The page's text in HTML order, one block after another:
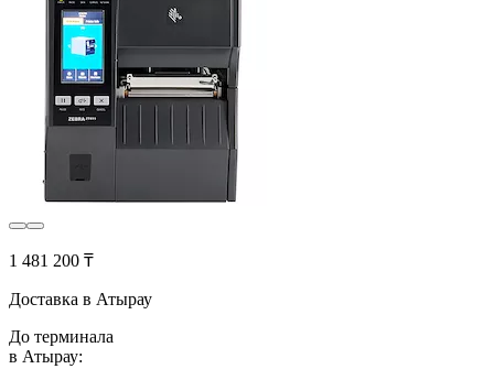
1 481 200 ₸
Доставка в Атырау
До терминала
в Атырау: